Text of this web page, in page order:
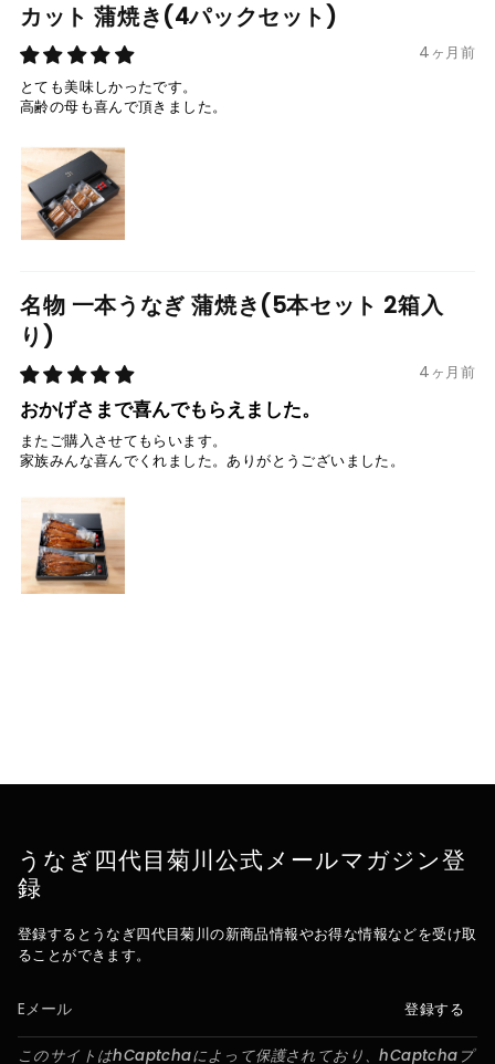
カット 蒲焼き(4パックセット)
4ヶ月前
とても美味しかったです。
高齢の母も喜んで頂きました。
名物 一本うなぎ 蒲焼き(5本セット 2箱入
り)
4ヶ月前
おかげさまで喜んでもらえました。
またご購入させてもらいます。
家族みんな喜んでくれました。ありがとうございました。
うなぎ四代目菊川公式メールマガジン登
録
登録するとうなぎ四代目菊川の新商品情報やお得な情報などを受け取
ることができます。
登録する
このサイトはhCaptchaによって保護されており、hCaptcha プ